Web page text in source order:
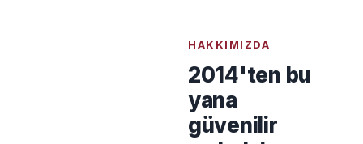
HAKKIMIZDA
2014'ten bu
yana
güvenilir